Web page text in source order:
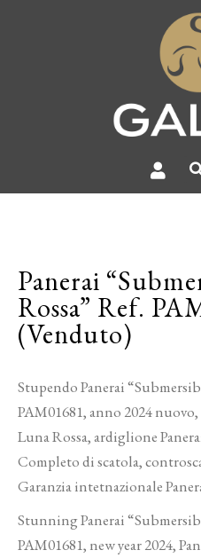
Panerai
Rossa” Ref.
(Venduto)
Stupendo Panerai
PAM01681, anno 2024
Luna Rossa, ardiglione
Completo di scatola,
Garanzia intetnazionale
Stunning Panerai
PAM01681, new year 2024,